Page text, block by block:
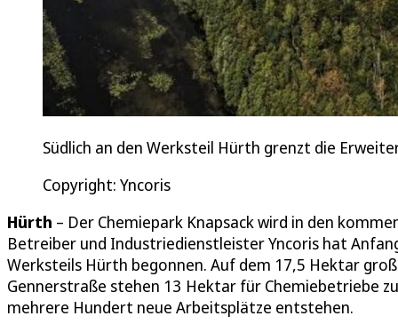
Südlich an den Werksteil Hürth grenzt die
Copyright: Yncoris
Hürth – Der Chemiepark Knapsack wird in den
Betreiber und Industriedienstleister Yncoris hat
Werksteils Hürth begonnen. Auf dem 17,5 Hektar
Gennerstraße stehen 13 Hektar für Chemiebetriebe
mehrere Hundert neue Arbeitsplätze entstehen.